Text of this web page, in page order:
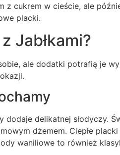
z cukrem w cieście, ale
placki.
Jabłkami?
ale dodatki potrafią je
delikatnej słodyczy.
dżemem. Ciepłe
waniliowe to również